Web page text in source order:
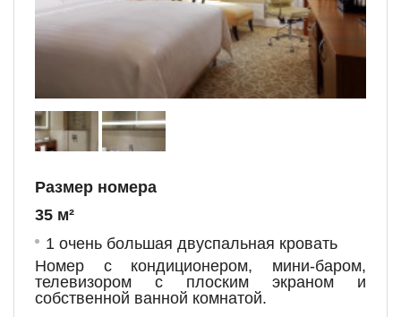
Размер номера
35 м²
1 очень большая двуспальная кровать
Номер с кондиционером, мини-баром,
телевизором с плоским экраном и
собственной ванной комнатой.